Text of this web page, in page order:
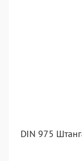
DIN 975